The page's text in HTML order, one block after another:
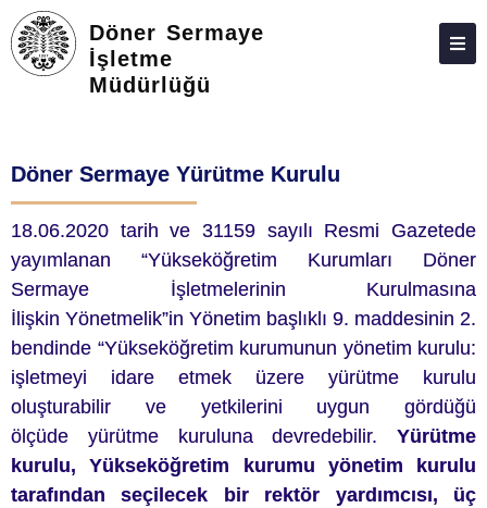
Döner Sermaye
İşletme
Müdürlüğü
GIZLILIK POLITIKASI
WEB KILAVUZU
Döner Sermaye Yürütme Kurulu
18.06.2020 tarih ve 31159 sayılı Resmi Gazetede
yayımlanan “Yükseköğretim Kurumları Döner
Sermaye İşletmelerinin Kurulmasına
İlişkin Yönetmelik”in Yönetim başlıklı 9. maddesinin 2.
bendinde “Yükseköğretim kurumunun yönetim kurulu:
işletmeyi idare etmek üzere yürütme kurulu
oluşturabilir ve yetkilerini uygun gördüğü
ölçüde yürütme kuruluna devredebilir. Yürütme
kurulu, Yükseköğretim kurumu yönetim kurulu
tarafındanseçilecek bir rektör yardımcısı, üç